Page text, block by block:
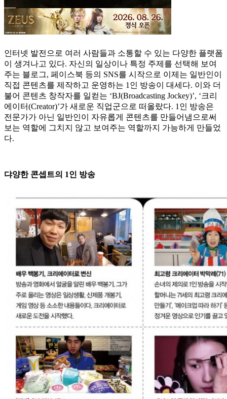
인터넷 발전으로 여러 사람들과 소통할 수 있는 다양한 플랫폼
이 생겨나고 있다. 자신의 일상이나 특정 주제를 선택해 보여
주는 블로그, 페이스북 등의 SNS를 시작으로 이제는 일반인이
직접 콘텐츠를 제작하고 운영하는 1인 방송이 대세다. 이와 더
불어 콘텐츠 창작자를 일컫는 ‘BJ(Broadcasting Jockey)’, ‘크리
에이터(Creator)’가 새로운 직업군으로 떠올랐다. 1인 방송은
전문가가 아닌 일반인이 자유롭게 콘텐츠를 만들어냄으로써
보는 역할에 그치지 않고 보여주는 역할까지 가능하게 만들었
다.
댜양한 콘셉트의 1인 방송